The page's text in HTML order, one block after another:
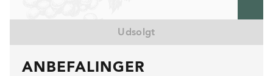
Udsolgt
ANBEFALINGER